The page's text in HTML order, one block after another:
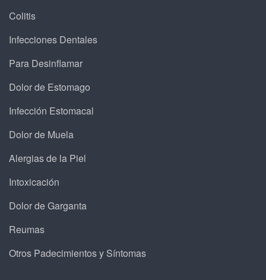
Colitis
Infecciones Dentales
Para Desinflamar
Dolor de Estomago
Infección Estomacal
Dolor de Muela
Alergias de la Piel
Intoxicación
Dolor de Garganta
Reumas
Otros Padecimientos y Síntomas